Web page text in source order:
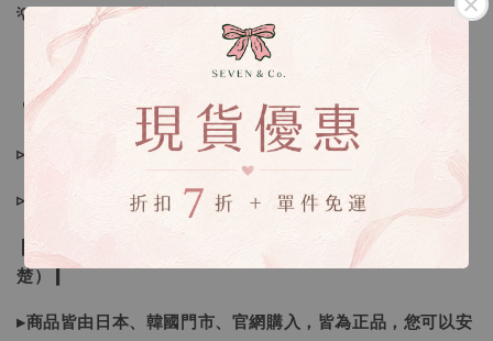
💡訂單依照下單順序為主唷！
🔍IG搜尋：Sevenjewelry.co
▹現貨商品１～３日內寄出
▹預購商品７～２１日（不含假日）寄出，如遇缺貨請見諒！
❙ 本賣場不接受下標後要求取消訂單（下標前請三思與看清
楚）❙
▸商品皆由日本、韓國門市、官網購入，皆為正品，您可以安